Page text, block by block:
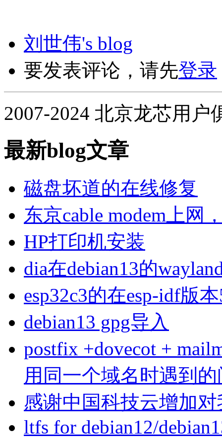
刘世伟's blog
要发表评论，请先登录
2007-2024 北京龙芯用户
最新blog文章
磁盘坏道的在线修复
东京cable modem上网
HP打印机安装
dia在debian13的
esp32c3的在esp-idf版
debian13 gpg导入
postfix +dovecot +
用同一个域名时遇到
感谢中国科技云增加
ltfs for debian12/